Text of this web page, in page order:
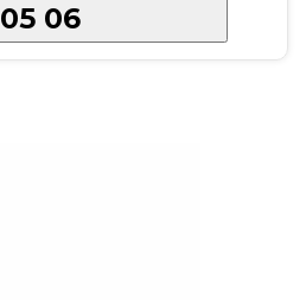
05 06